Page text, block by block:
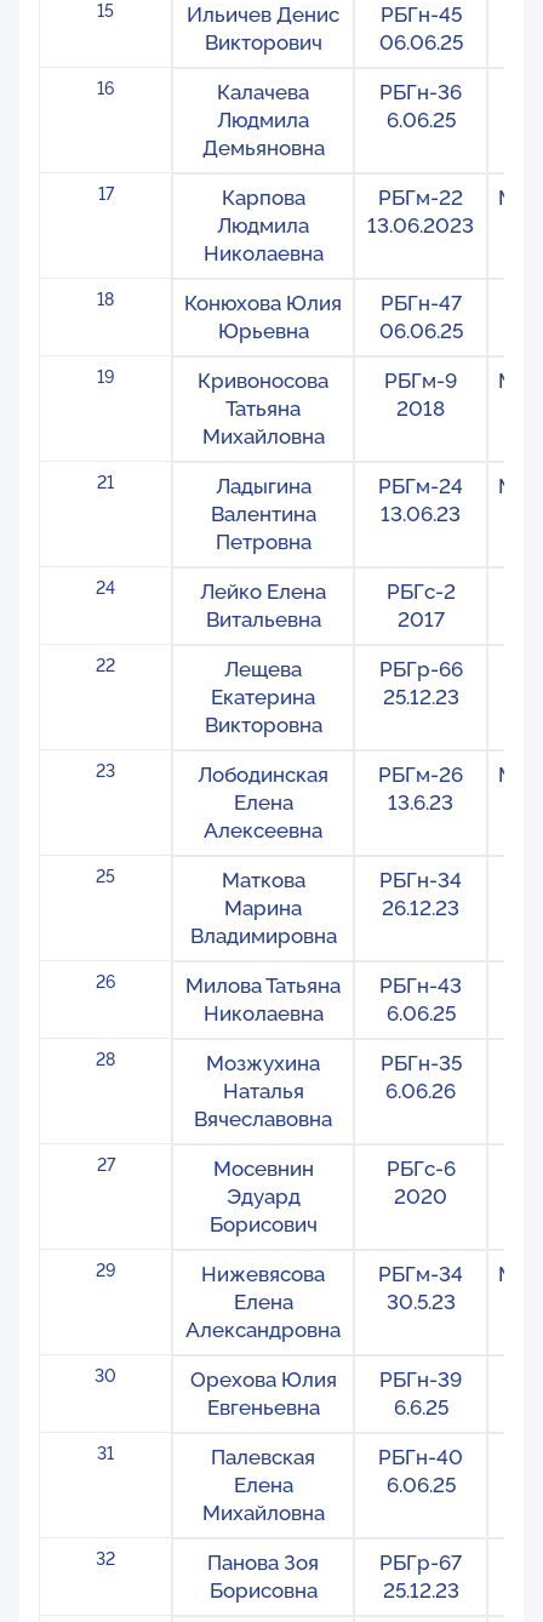
15
Ильичев Денис
Викторович
РБГн-45
06.06.25
16
Калачева
Людмила
Демьяновна
РБГн-36
6.06.25
17
Карпова
Людмила
Николаевна
РБГм-22
13.06.2023
18
Конюхова Юлия
Юрьевна
РБГн-47
06.06.25
19
Кривоносова
Татьяна
Михайловна
РБГм-9
2018
21
Ладыгина
Валентина
Петровна
РБГм-24
13.06.23
24
Лейко Елена
Витальевна
РБГс-2
2017
22
Лещева
Екатерина
Викторовна
РБГр-66
25.12.23
23
Лободинская
Елена
Алексеевна
РБГм-26
13.6.23
25
Маткова
Марина
Владимировна
РБГн-34
26.12.23
26
Милова Татьяна
Николаевна
РБГн-43
6.06.25
28
Мозжухина
Наталья
Вячеславовна
РБГн-35
6.06.26
27
Мосевнин
Эдуард
Борисович
РБГс-6
2020
29
Нижевясова
Елена
Александровна
РБГм-34
30.5.23
30
Орехова Юлия
Евгеньевна
РБГн-39
6.6.25
31
Палевская
Елена
Михайловна
РБГн-40
6.06.25
32
Панова Зоя
Борисовна
РБГр-67
25.12.23